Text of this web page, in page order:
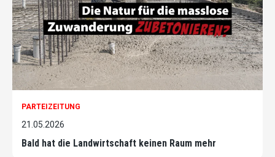
PARTEIZEITUNG
21.05.2026
Bald hat die Landwirtschaft keinen Raum mehr